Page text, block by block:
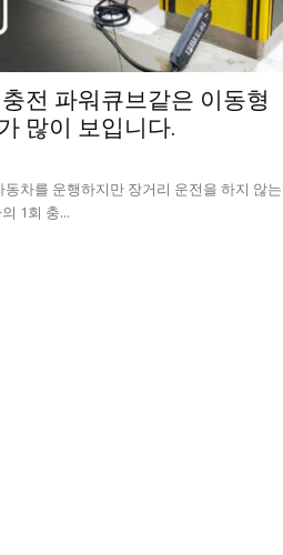
전 파워큐브같은 이동형
많이 보입니다.
동차를 운행하지만 장거리 운전을 하지 않는
1회 충...